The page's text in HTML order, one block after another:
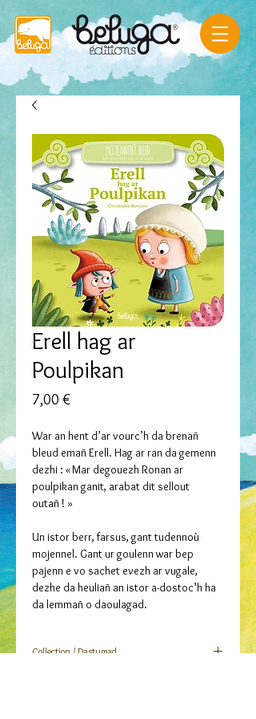
Erell hag ar
Poulpikan
7,00 €Prix
War an hent d’ar vourc’h da brenañ
bleud emañ Erell. Hag ar ran da gemenn
dezhi : « Mar degouezh Ronan ar
poulpikan ganit, arabat dit sellout
outañ ! »
Un istor berr, farsus, gant tudennoù
mojennel. Gant ur goulenn war bep
pajenn e vo sachet evezh ar vugale,
dezhe da heuliañ an istor a-dostoc’h ha
da lemmañ o daoulagad.
Collection / Dastumad